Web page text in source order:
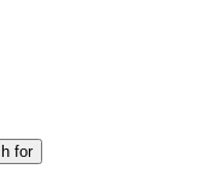
for